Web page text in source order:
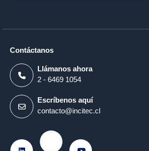
Contáctanos
Llámanos ahora
2 - 6469 1054
Escríbenos aquí
contacto@incitec.cl
Ir a Instagram